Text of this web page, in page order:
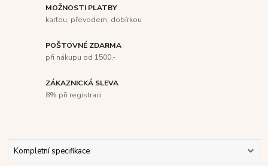
MOŽNOSTI PLATBY
kartou, převodem, dobírkou
POŠTOVNÉ ZDARMA
při nákupu od 1500,-
ZÁKAZNICKÁ SLEVA
8% při registraci
Kompletní specifikace